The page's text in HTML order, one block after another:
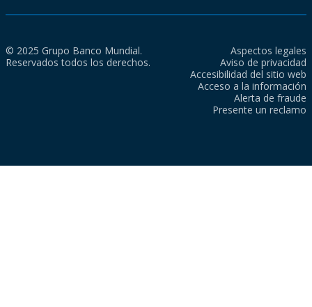
© 2025 Grupo Banco Mundial.
Reservados todos los derechos.
Aspectos legales
Aviso de privacidad
Accesibilidad del sitio web
Acceso a la información
Alerta de fraude
Presente un reclamo